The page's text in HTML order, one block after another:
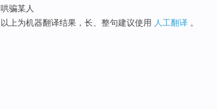
哄骗某人
以上为机器翻译结果，长、整句建议使用 人工翻译 。